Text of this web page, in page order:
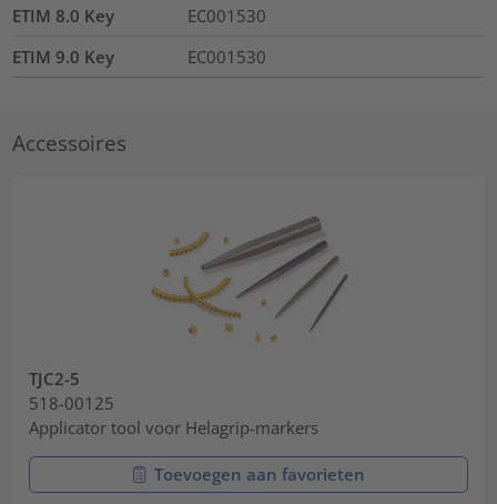
ETIM 8.0 Key
EC001530
ETIM 9.0 Key
EC001530
Accessoires
TJC2-5
518-00125
Applicator tool voor Helagrip-markers
Toevoegen aan favorieten